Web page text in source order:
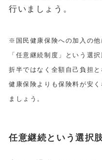
行いましょう。
※国民健康保険への加入の
「任意継続制度」という選
折半ではなく全額自己負担
健康保険よりも保険料が安
ましょう。
任意継続という選択